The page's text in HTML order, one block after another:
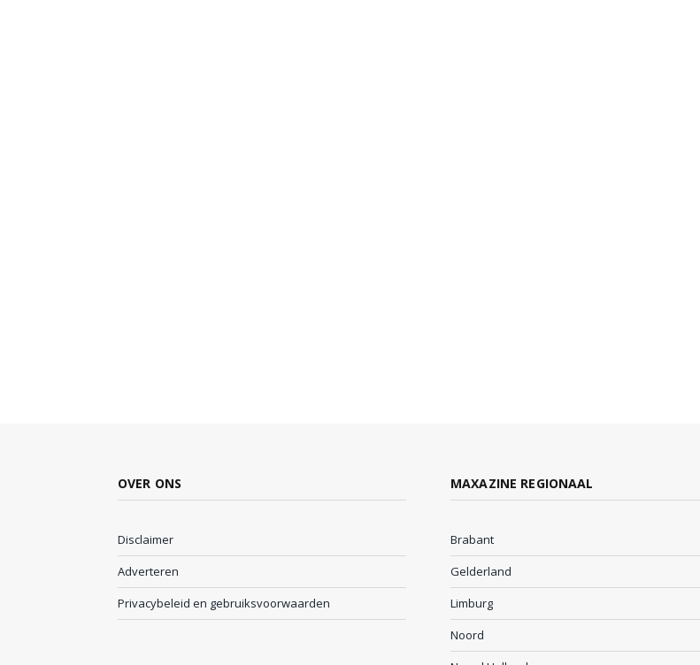
OVER ONS
Disclaimer
Adverteren
Privacybeleid en gebruiksvoorwaarden
MAXAZINE REGIONAAL
Brabant
Gelderland
Limburg
Noord